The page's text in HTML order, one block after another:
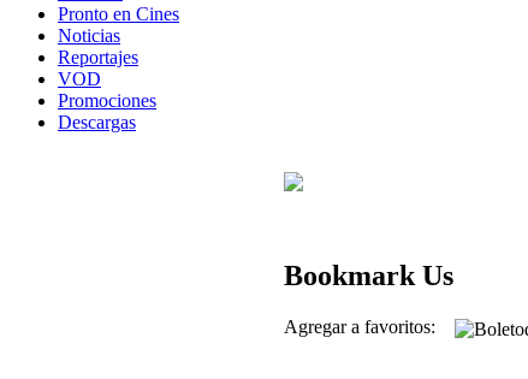
Pronto en Cines
Noticias
Reportajes
VOD
Promociones
Descargas
Bookmark Us
Agregar a favoritos: